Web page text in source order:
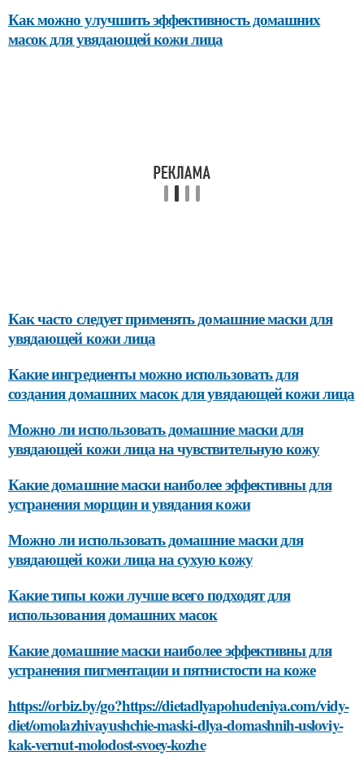
Как можно улучшить эффективность домашних
масок для увядающей кожи лица
Как часто следует применять домашние маски для
увядающей кожи лица
Какие ингредиенты можно использовать для
создания домашних масок для увядающей кожи лица
Можно ли использовать домашние маски для
увядающей кожи лица на чувствительную кожу
Какие домашние маски наиболее эффективны для
устранения морщин и увядания кожи
Можно ли использовать домашние маски для
увядающей кожи лица на сухую кожу
Какие типы кожи лучше всего подходят для
использования домашних масок
Какие домашние маски наиболее эффективны для
устранения пигментации и пятнистости на коже
https://orbiz.by/go?https://dietadlyapohudeniya.com/vidy-
diet/omolazhivayushchie-maski-dlya-domashnih-usloviy-
kak-vernut-molodost-svoey-kozhe